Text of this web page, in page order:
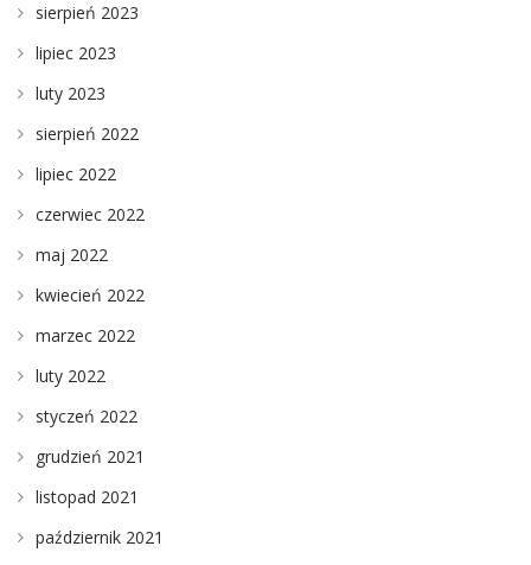
sierpień 2023
lipiec 2023
luty 2023
sierpień 2022
lipiec 2022
czerwiec 2022
maj 2022
kwiecień 2022
marzec 2022
luty 2022
styczeń 2022
grudzień 2021
listopad 2021
październik 2021